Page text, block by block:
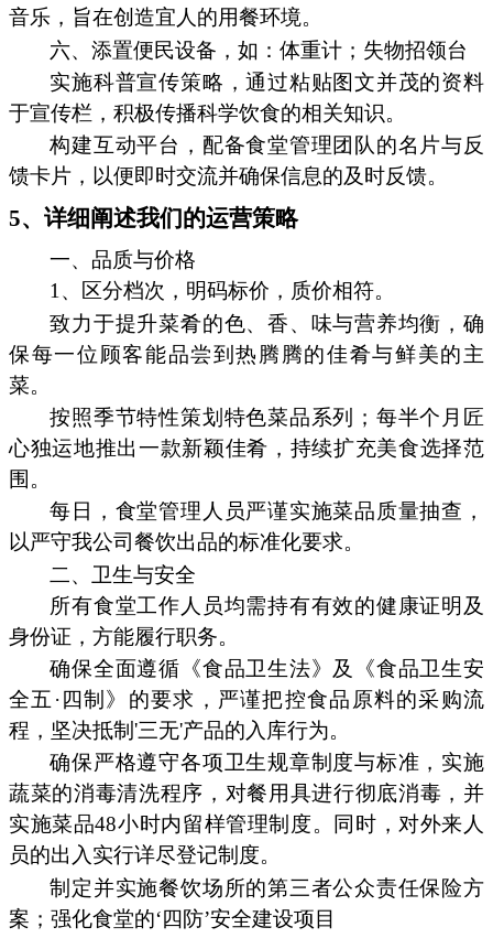
音乐，旨在创造宜人的用餐环境。
六、添置便民设备，如：体重计；失物招领台
实施科普宣传策略，通过粘贴图文并茂的资料
于宣传栏，积极传播科学饮食的相关知识。
构建互动平台，配备食堂管理团队的名片与反
馈卡片，以便即时交流并确保信息的及时反馈。
5、详细阐述我们的运营策略
一、品质与价格
1、区分档次，明码标价，质价相符。
致力于提升菜肴的色、香、味与营养均衡，确
保每一位顾客能品尝到热腾腾的佳肴与鲜美的主
菜。
按照季节特性策划特色菜品系列；每半个月匠
心独运地推出一款新颖佳肴，持续扩充美食选择范
围。
每日，食堂管理人员严谨实施菜品质量抽查，
以严守我公司餐饮出品的标准化要求。
二、卫生与安全
所有食堂工作人员均需持有有效的健康证明及
身份证，方能履行职务。
确保全面遵循《食品卫生法》及《食品卫生安
全五·四制》的要求，严谨把控食品原料的采购流
程，坚决抵制'三无'产品的入库行为。
确保严格遵守各项卫生规章制度与标准，实施
蔬菜的消毒清洗程序，对餐用具进行彻底消毒，并
实施菜品48小时内留样管理制度。同时，对外来人
员的出入实行详尽登记制度。
制定并实施餐饮场所的第三者公众责任保险方
案；强化食堂的‘四防’安全建设项目